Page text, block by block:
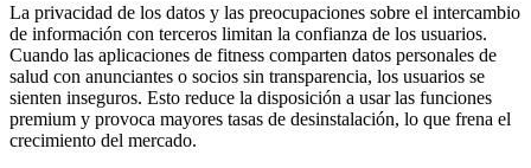
La privacidad de los datos y las preocupaciones sobre el intercambio
de información con terceros limitan la confianza de los usuarios.
Cuando las aplicaciones de fitness comparten datos personales de
salud con anunciantes o socios sin transparencia, los usuarios se
sienten inseguros. Esto reduce la disposición a usar las funciones
premium y provoca mayores tasas de desinstalación, lo que frena el
crecimiento del mercado.